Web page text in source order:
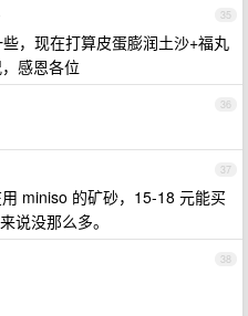
35
，现在打算皮蛋膨润土沙+福丸
感恩各位
36
37
miniso 的矿砂，15-18 元能买
说没那么多。
38